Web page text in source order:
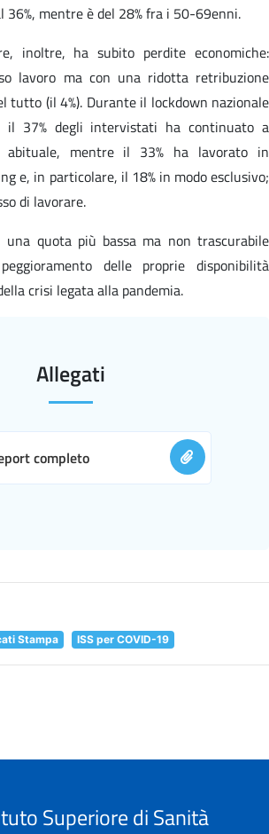
36%, mentre è del 28% fra i 50-69enni.
inoltre, ha subito perdite economiche:
lavoro ma con una ridotta retribuzione
tutto (il 4%). Durante il lockdown nazionale
il 37% degli intervistati ha continuato a
abituale, mentre il 33% ha lavorato in
e, in particolare, il 18% in modo esclusivo;
di lavorare.
quota più bassa ma non trascurabile
delle proprie disponibilità
crisi legata alla pandemia.
Allegati
completo
Stampa ISS per COVID-19
Superiore di Sanità